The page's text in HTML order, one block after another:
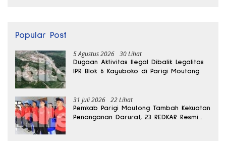
Popular Post
5 Agustus 2026 30 Lihat
Dugaan Aktivitas Ilegal Dibalik Legalitas
IPR Blok 6 Kayuboko di Parigi Moutong
31 Juli 2026 22 Lihat
Pemkab Parigi Moutong Tambah Kekuatan
Penanganan Darurat, 23 REDKAR Resmi